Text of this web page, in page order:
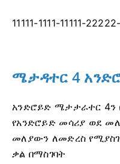
11111-1111-11111-
ሜታዳተር 4
አንድሮይድ ሜታታራተር
የአንድሮይድ መሳሪያ ወደ
መለያውን ለመድረስ
ቃል በማስገባት